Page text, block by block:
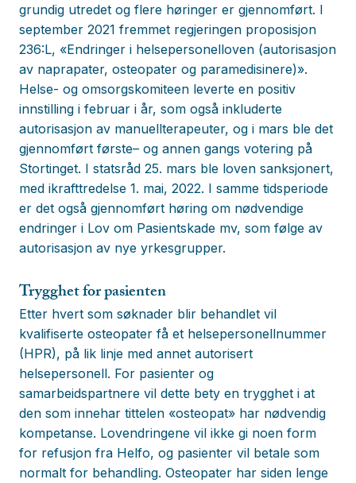
grundig utredet og flere høringer er gjennomført. I
september 2021 fremmet regjeringen proposisjon
236:L, «Endringer i helsepersonelloven (autorisasjon
av naprapater, osteopater og paramedisinere)».
Helse- og omsorgskomiteen leverte en positiv
innstilling i februar i år, som også inkluderte
autorisasjon av manuellterapeuter, og i mars ble det
gjennomført første– og annen gangs votering på
Stortinget. I statsråd 25. mars ble loven sanksjonert,
med ikrafttredelse 1. mai, 2022. I samme tidsperiode
er det også gjennomført høring om nødvendige
endringer i Lov om Pasientskade mv, som følge av
autorisasjon av nye yrkesgrupper.
Trygghet for pasienten
Etter hvert som søknader blir behandlet vil
kvalifiserte osteopater få et helsepersonellnummer
(HPR), på lik linje med annet autorisert
helsepersonell. For pasienter og
samarbeidspartnere vil dette bety en trygghet i at
den som innehar tittelen «osteopat» har nødvendig
kompetanse. Lovendringene vil ikke gi noen form
for refusjon fra Helfo, og pasienter vil betale som
normalt for behandling. Osteopater har siden lenge